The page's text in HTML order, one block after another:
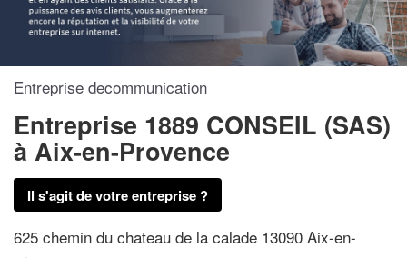
Entreprise decommunication
Entreprise 1889 CONSEIL (SAS)
à Aix-en-Provence
Il s'agit de votre entreprise ?
625 chemin du chateau de la calade 13090 Aix-en-